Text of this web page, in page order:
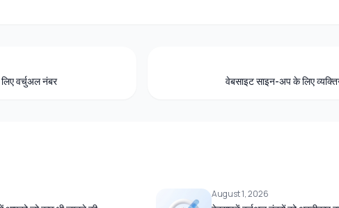
वर्चुअल नंबर वेबसाइट साइन-अप के लिए
August 1, 2026